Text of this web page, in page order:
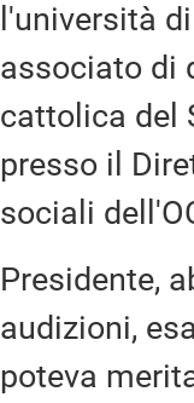
l'università
associato di
cattolica del
presso il
sociali
Presidente,
audizioni,
poteva